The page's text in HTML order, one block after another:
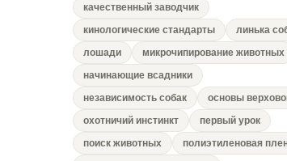
качественный заводчик
кинологические стандарты
линька
лошади
микрочипирование животных
начинающие всадники
независимость собак
основы
охотничий инстинкт
первый урок
поиск животных
полиэтиленовая